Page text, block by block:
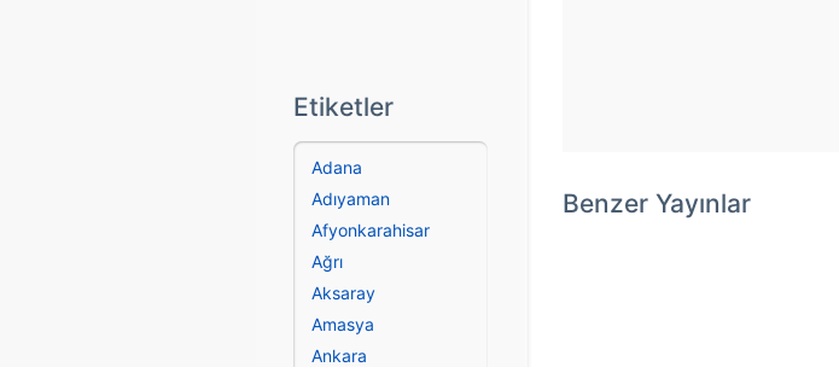
Benzer Yayınlar
Etiketler
Adana
Adıyaman
Afyonkarahisar
Ağrı
Aksaray
Amasya
Ankara